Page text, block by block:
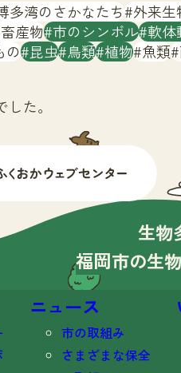
多湾のさかなたち 外来生
産物 市のシンボル 軟体
の 昆虫 鳥類 植物 魚類
た。
生物
福岡市の生
ニュース
市の取組み
さまざまな保全